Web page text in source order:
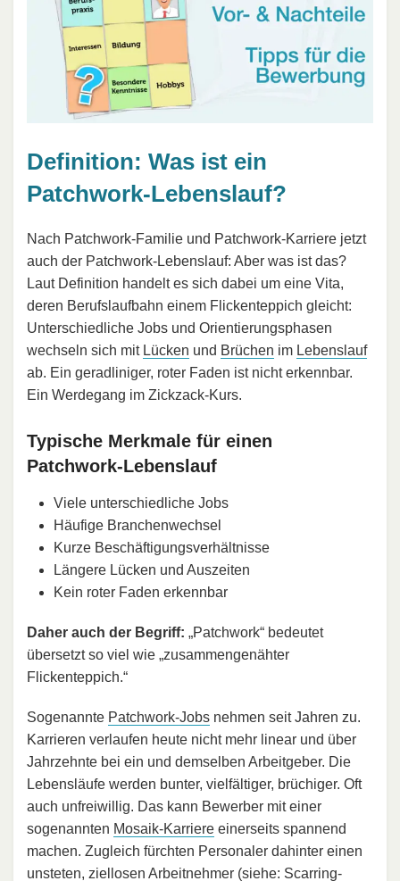
Definition: Was ist ein
Patchwork-Lebenslauf?
Nach Patchwork-Familie und Patchwork-Karriere jetzt
auch der Patchwork-Lebenslauf: Aber was ist das?
Laut Definition handelt es sich dabei um eine Vita,
deren Berufslaufbahn einem Flickenteppich gleicht:
Unterschiedliche Jobs und Orientierungsphasen
wechseln sich mit Lücken und Brüchen im Lebenslauf
ab. Ein geradliniger, roter Faden ist nicht erkennbar.
Ein Werdegang im Zickzack-Kurs.
Typische Merkmale für einen
Patchwork-Lebenslauf
Viele unterschiedliche Jobs
Häufige Branchenwechsel
Kurze Beschäftigungsverhältnisse
Längere Lücken und Auszeiten
Kein roter Faden erkennbar
Daher auch der Begriff: „Patchwork“ bedeutet
übersetzt so viel wie „zusammengenähter
Flickenteppich.“
Sogenannte Patchwork-Jobs nehmen seit Jahren zu.
Karrieren verlaufen heute nicht mehr linear und über
Jahrzehnte bei ein und demselben Arbeitgeber. Die
Lebensläufe werden bunter, vielfältiger, brüchiger. Oft
auch unfreiwillig. Das kann Bewerber mit einer
sogenannten Mosaik-Karriere einerseits spannend
machen. Zugleich fürchten Personaler dahinter einen
unsteten, ziellosen Arbeitnehmer (siehe: Scarring-